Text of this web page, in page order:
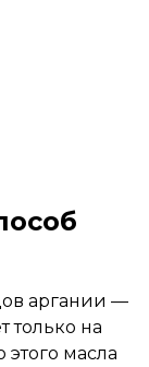
аргании —
только на
масла